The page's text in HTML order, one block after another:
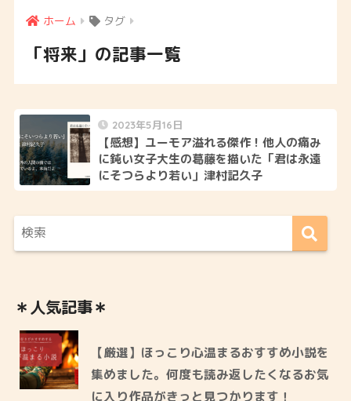
ホーム タグ
「将来」の記事一覧
2023年5月16日
【感想】ユーモア溢れる傑作！他人の痛み
に鈍い女子大生の葛藤を描いた「君は永遠
にそつらより若い」津村記久子
＊人気記事＊
【厳選】ほっこり心温まるおすすめ小説を
集めました。何度も読み返したくなるお気
に入り作品がきっと見つかります！